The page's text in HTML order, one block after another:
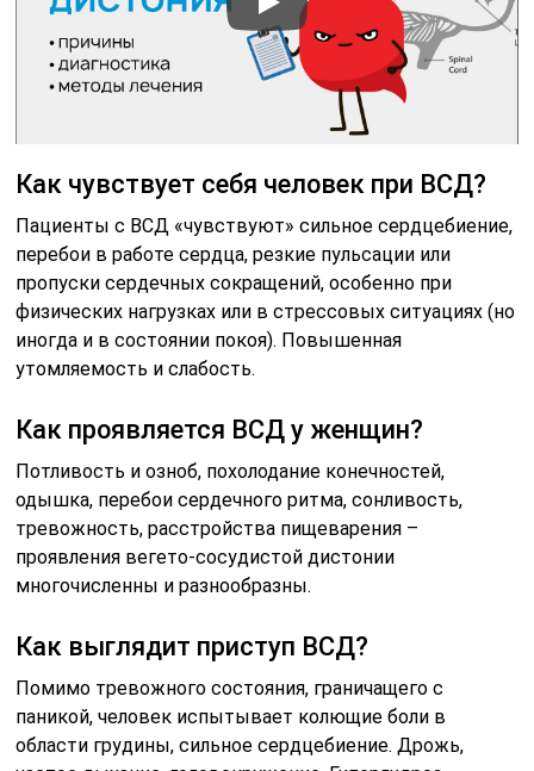
Как чувствует себя человек при ВСД?
Пациенты с ВСД «чувствуют» сильное сердцебиение,
перебои в работе сердца, резкие пульсации или
пропуски сердечных сокращений, особенно при
физических нагрузках или в стрессовых ситуациях (но
иногда и в состоянии покоя). Повышенная
утомляемость и слабость.
Как проявляется ВСД у женщин?
Потливость и озноб, похолодание конечностей,
одышка, перебои сердечного ритма, сонливость,
тревожность, расстройства пищеварения –
проявления вегето-сосудистой дистонии
многочисленны и разнообразны.
Как выглядит приступ ВСД?
Помимо тревожного состояния, граничащего с
паникой, человек испытывает колющие боли в
области грудины, сильное сердцебиение. Дрожь,